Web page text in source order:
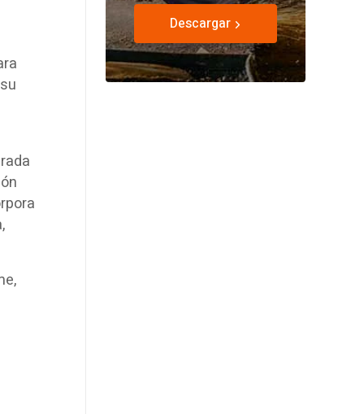
Descargar